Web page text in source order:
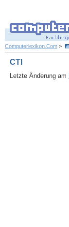
Computerlexikon.Com >
CTI
Letzte Änderung am